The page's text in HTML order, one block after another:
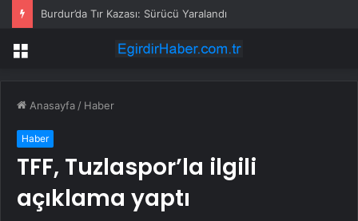
Burdur’da Tır Kazası: Sürücü Yaralandı
Menü
Anasayfa / Haber
Haber
TFF, Tuzlaspor’la ilgili
açıklama yaptı